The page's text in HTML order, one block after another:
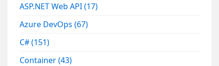
ASP.NET Web API(17)
Azure DevOps(67)
C#(151)
Container(43)